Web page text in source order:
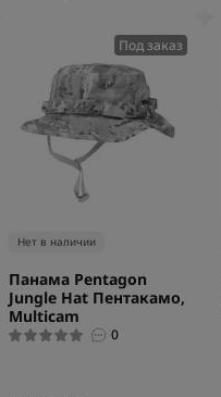
Под заказ
Нет в наличии
Панама Pentagon
Jungle Hat Пентакамо,
Multicam
0